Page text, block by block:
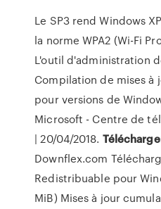
Le SP3 rend Windows
la norme WPA2 (Wi-Fi
L'outil d'administration
Compilation de mises
pour versions de
Microsoft - Centre de
| 20/04/2018.
Downflex.com
Redistribuable pour
MiB) Mises à jour